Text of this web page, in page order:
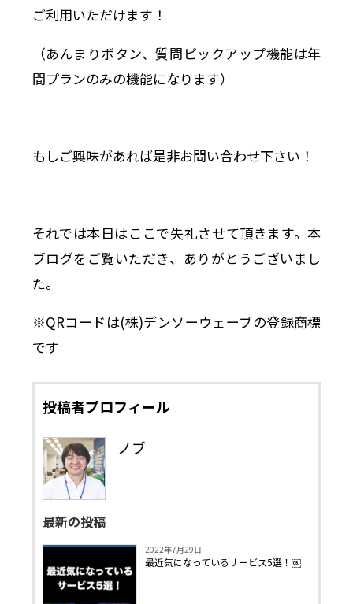
ご利用いただけます！
（あんまりボタン、質問ピックアップ機能は年
間プランのみの機能になります）
もしご興味があれば是非お問い合わせ下さい！
それでは本日はここで失礼させて頂きます。本
ブログをご覧いただき、ありがとうございまし
た。
※QRコードは(株)デンソーウェーブの登録商標
です
投稿者プロフィール
ノブ
最新の投稿
2022年7月29日
最近気になっているサービス5選！￼